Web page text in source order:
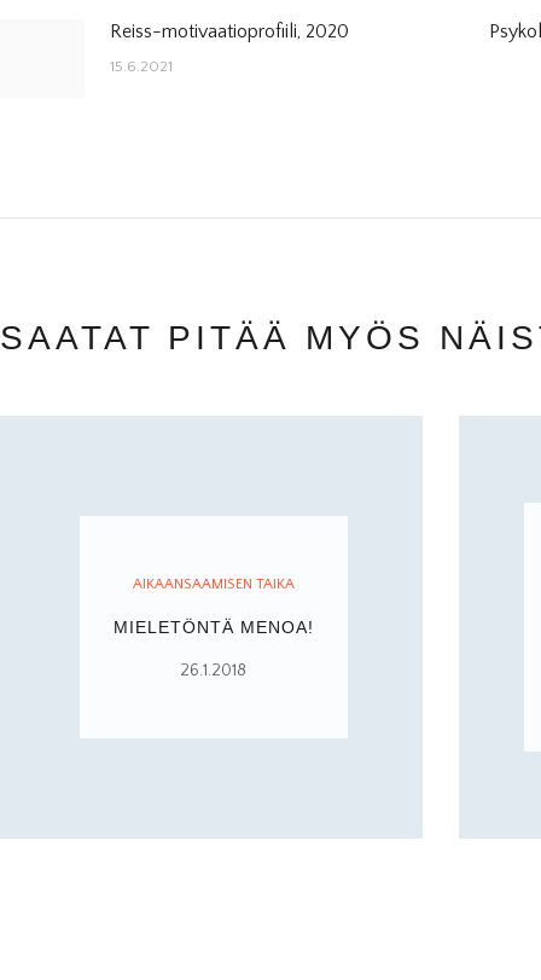
ARTIKKELIEN
Previous
post:
Reiss-motivaatioprofiili, 2020
15.6.2021
SAATAT PITÄÄ MYÖS
AIKAANSAAMISEN TAIKA
MIELETÖNTÄ MENOA!
26.1.2018